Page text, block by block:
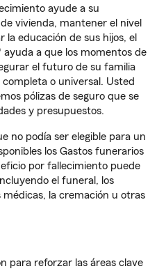
ayude a su
vivienda, mantener el nivel
educación de sus hijos, el
a que los momentos de
el futuro de su familia
o universal. Usted
pólizas de seguro que se
y presupuestos.
no podía ser elegible para un
los Gastos funerarios
por fallecimiento puede
el funeral, los
la cremación u otras
para reforzar las áreas clave